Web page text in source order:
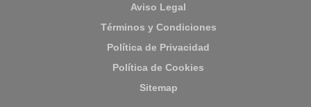
Aviso Legal
Términos y Condiciones
Política de Privacidad
Política de Cookies
Sitemap